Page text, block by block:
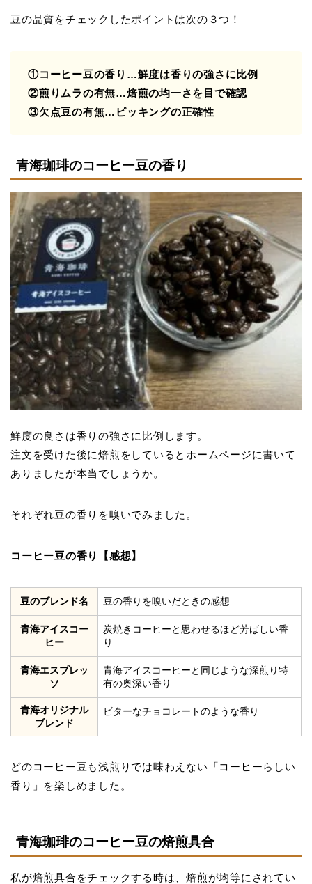
豆の品質をチェックしたポイントは次の３つ！
①コーヒー豆の香り…鮮度は香りの強さに比例
②煎りムラの有無…焙煎の均一さを目で確認
③欠点豆の有無…ピッキングの正確性
青海珈琲のコーヒー豆の香り
鮮度の良さは香りの強さに比例します。
注文を受けた後に焙煎をしているとホームページに書いて
ありましたが本当でしょうか。
それぞれ豆の香りを嗅いでみました。
コーヒー豆の香り【感想】
豆のブレンド名 豆の香りを嗅いだときの感想
青海アイスコー
ヒー
炭焼きコーヒーと思わせるほど芳ばしい香
り
青海エスプレッ
ソ
青海アイスコーヒーと同じような深煎り特
有の奥深い香り
青海オリジナル
ブレンド
ビターなチョコレートのような香り
どのコーヒー豆も浅煎りでは味わえない「コーヒーらしい
香り」を楽しめました。
青海珈琲のコーヒー豆の焙煎具合
私が焙煎具合をチェックする時は、焙煎が均等にされてい